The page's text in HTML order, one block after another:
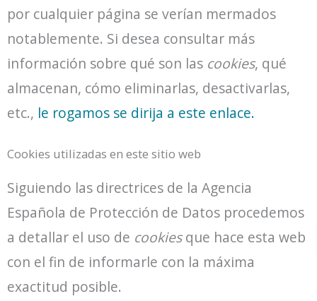
por cualquier página se verían mermados
notablemente. Si desea consultar más
información sobre qué son las cookies, qué
almacenan, cómo eliminarlas, desactivarlas,
etc., le rogamos se dirija a este enlace.
Cookies utilizadas en este sitio web
Siguiendo las directrices de la Agencia
Española de Protección de Datos procedemos
a detallar el uso de cookiesque hace esta web
con el fin de informarle con la máxima
exactitud posible.